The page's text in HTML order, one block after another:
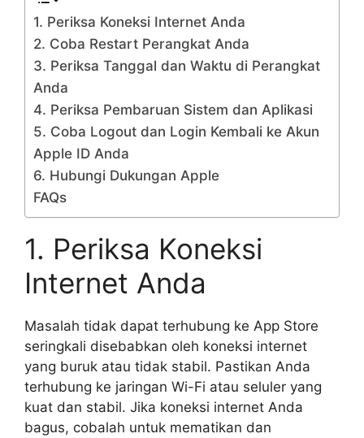
1. Periksa Koneksi Internet Anda
2. Coba Restart Perangkat Anda
3. Periksa Tanggal dan Waktu di Perangkat
Anda
4. Periksa Pembaruan Sistem dan Aplikasi
5. Coba Logout dan Login Kembali ke Akun
Apple ID Anda
6. Hubungi Dukungan Apple
FAQs
1. Periksa Koneksi
Internet Anda
Masalah tidak dapat terhubung ke App Store
seringkali disebabkan oleh koneksi internet
yang buruk atau tidak stabil. Pastikan Anda
terhubung ke jaringan Wi-Fi atau seluler yang
kuat dan stabil. Jika koneksi internet Anda
bagus, cobalah untuk mematikan dan